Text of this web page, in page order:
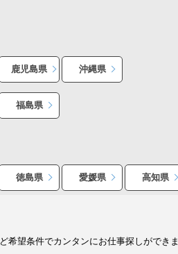
鹿児島県 沖縄県
福島県
徳島県 愛媛県 高知県
希望条件でカンタンにお仕事探しができま